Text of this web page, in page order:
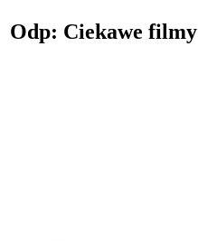
Odp: Ciekawe filmy